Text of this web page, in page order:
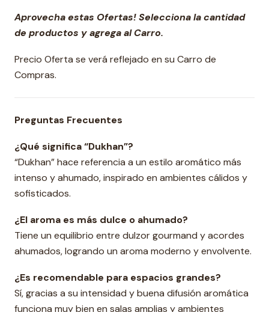
Aprovecha estas Ofertas! Selecciona la cantidad
de productos y agrega al Carro.
Precio Oferta se verá reflejado en su Carro de
Compras.
Preguntas Frecuentes
¿Qué significa “Dukhan”?
“Dukhan” hace referencia a un estilo aromático más
intenso y ahumado, inspirado en ambientes cálidos y
sofisticados.
¿El aroma es más dulce o ahumado?
Tiene un equilibrio entre dulzor gourmand y acordes
ahumados, logrando un aroma moderno y envolvente.
¿Es recomendable para espacios grandes?
Sí, gracias a su intensidad y buena difusión aromática
funciona muy bien en salas amplias y ambientes